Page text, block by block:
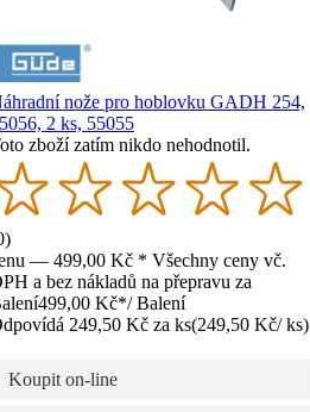
nože pro hoblovku GADH 254,
2 ks, 55055
zboží zatím nikdo nehodnotil.
)
— 499,00 Kč * Všechny ceny vč.
a bez nákladů na přepravu za
499,00 Kč*/ Balení
249,50 Kč za ks(249,50 Kč/ ks)
Koupit on-line